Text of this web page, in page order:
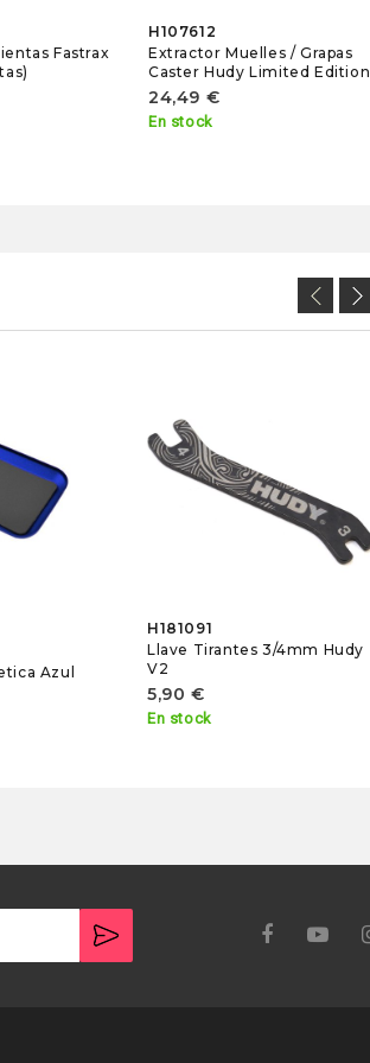
Fastrax
H107612
Extractor Muelles / Grapas
Caster Hudy Limited Edition
24,49 €
En stock
Azul
H181091
Llave Tirantes 3/4mm Hudy
V2
5,90 €
En stock